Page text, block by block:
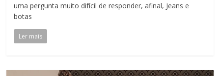
uma pergunta muito difícil de responder, afinal, Jeans e
botas
Ler mais